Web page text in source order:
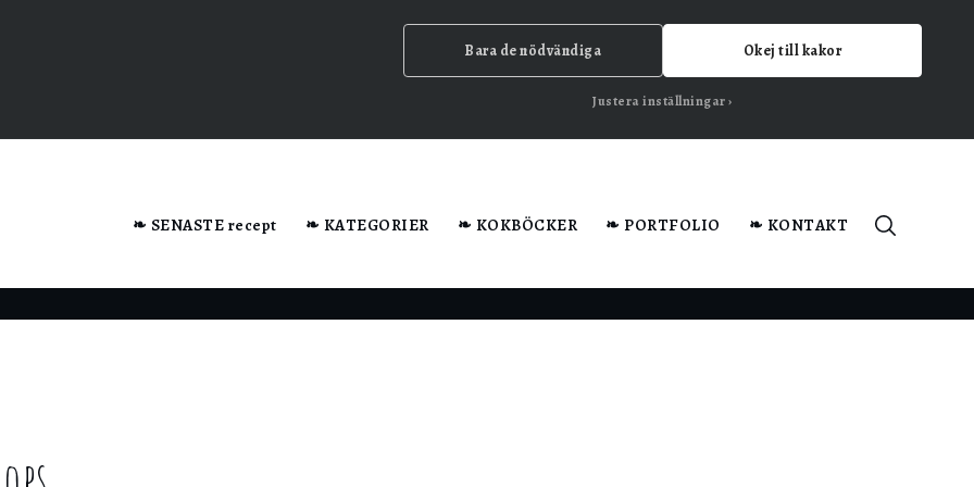
❧ SENASTE recept ❧ KATEGORIER ❧ KOKBÖCKER ❧ PORTFOLIO ❧ KONTAKT
Bara de nödvändiga Okej till kakor
Justera inställningar
när du besöker webbplatsen.
ska